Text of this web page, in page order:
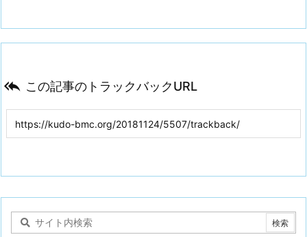
 この記事のトラックバックURL